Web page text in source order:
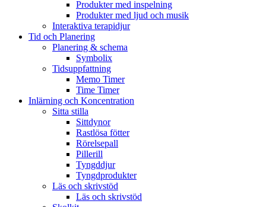
Produkter med inspelning
Produkter med ljud och musik
Interaktiva terapidjur
Tid och Planering
Planering & schema
Symbolix
Tidsuppfattning
Memo Timer
Time Timer
Inlärning och Koncentration
Sitta stilla
Sittdynor
Rastlösa fötter
Rörelsepall
Pillerill
Tyngddjur
Tyngdprodukter
Läs och skrivstöd
Läs och skrivstöd